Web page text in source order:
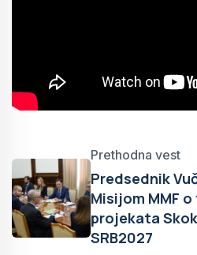
Prethodna vest
Predsednik
Misijom MMF
projekata
SRB2027